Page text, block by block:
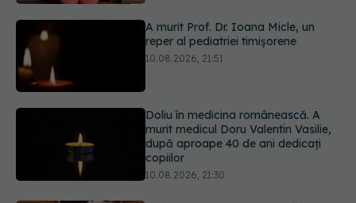
reper al pediatriei timișorene
10.08.2026, 21:51
murit medicul Doru Valentin Vasilie,
după aproape 40 de ani dedicați
copiilor
10.08.2026, 21:30